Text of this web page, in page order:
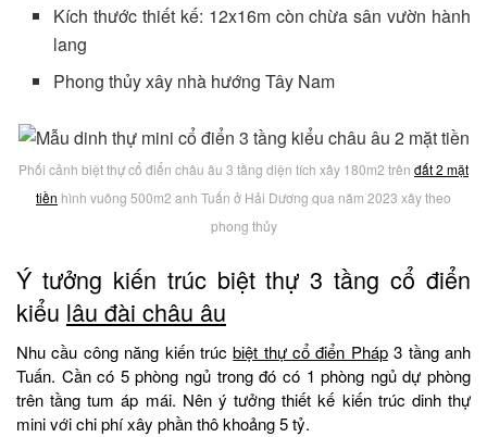
Kích thước thiết kế: 12x16m còn chừa sân vườn hành
lang
Phong thủy xây nhà hướng Tây Nam
Phối cảnh biệt thự cổ điển châu âu 3 tầng diện tích xây 180m2 trên đất 2 mặt
tiền hình vuông 500m2 anh Tuấn ở Hải Dương qua năm 2023 xây theo
phong thủy
Ý tưởng kiến trúc biệt thự 3 tầng cổ điển
kiểu lâu đài châu âu
Nhu cầu công năng kiến trúcbiệt thự cổ điển Pháp3 tầng anh
Tuấn. Cần có 5 phòng ngủ trong đó có 1 phòng ngủ dự phòng
trên tầng tum áp mái. Nên ý tưởng thiết kế kiến trúc dinh thự
mini với chi phí xây phần thô khoảng 5 tỷ.